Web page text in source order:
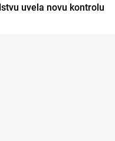
uvela novu kontrolu